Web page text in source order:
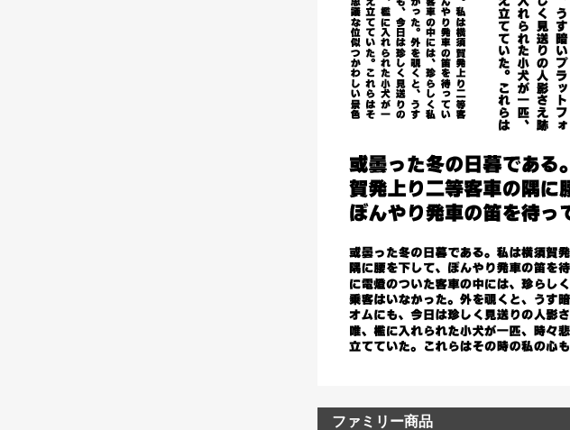
ファミリー商品